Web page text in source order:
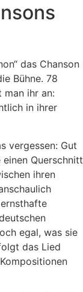
das Chanson
Bühne. 78
man ihr an:
in ihrer
vergessen: Gut
Querschnitt
ihren
egal, was sie
das Lied